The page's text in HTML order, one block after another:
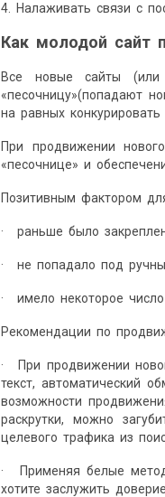
4. Налаживать связи с
Как молодой сайт
Все новые сайты (или
«песочницу»(попадают
на равных
При продвижении
«песочнице» и
Позитивным фактором
· раньше было
· не попадало под
· имело некоторое
Рекомендации по
· При продвижении
текст, автоматический
возможности
раскрутки, можно
целевого трафика из
· Применяя белые
хотите заслужить